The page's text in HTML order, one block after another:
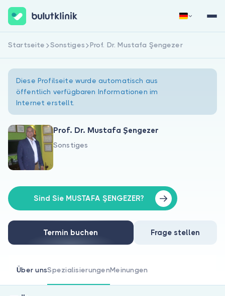
Über uns
Für Patienten
Für Ärzte
Jetzt registrieren Anmelden
Startseite Sonstiges Prof. Dr. Mustafa Şengezer
Diese Profilseite wurde automatisch aus
öffentlich verfügbaren Informationen im
Internet erstellt.
Prof. Dr. Mustafa Şengezer
Sonstiges
Sind Sie MUSTAFA ŞENGEZER?
Termin buchen Frage stellen
Über unsSpezialisierungenMeinungen